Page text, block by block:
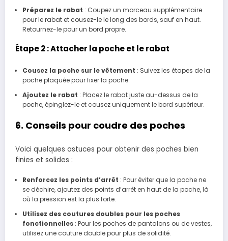
Préparez le rabat : Coupez un morceau supplémentaire
pour le rabat et cousez-le le long des bords, sauf en haut.
Retournez-le pour un bord propre.
Étape 2 : Attacher la poche et le rabat
Cousez la poche sur le vêtement : Suivez les étapes de la
poche plaquée pour fixer la poche.
Ajoutez le rabat : Placez le rabat juste au-dessus de la
poche, épinglez-le et cousez uniquement le bord supérieur.
6. Conseils pour coudre des poches
Voici quelques astuces pour obtenir des poches bien
finies et solides :
Renforcez les points d’arrêt : Pour éviter que la poche ne
se déchire, ajoutez des points d’arrêt en haut de la poche, là
où la pression est la plus forte.
Utilisez des coutures doubles pour les poches
fonctionnelles: Pour les poches de pantalons ou de vestes,
utilisez une couture double pour plus de solidité.